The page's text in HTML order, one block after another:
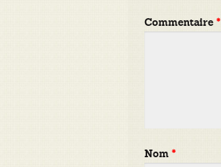
Commentaire*
Nom*